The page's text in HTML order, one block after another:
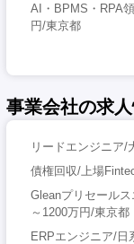
AI・BPMS・RPA
円/東京都
事業会社の求
リードエンジニア/
債権回収/上場
Gleanプリセール
～1200万円/東京都
ERPエンジニア/日